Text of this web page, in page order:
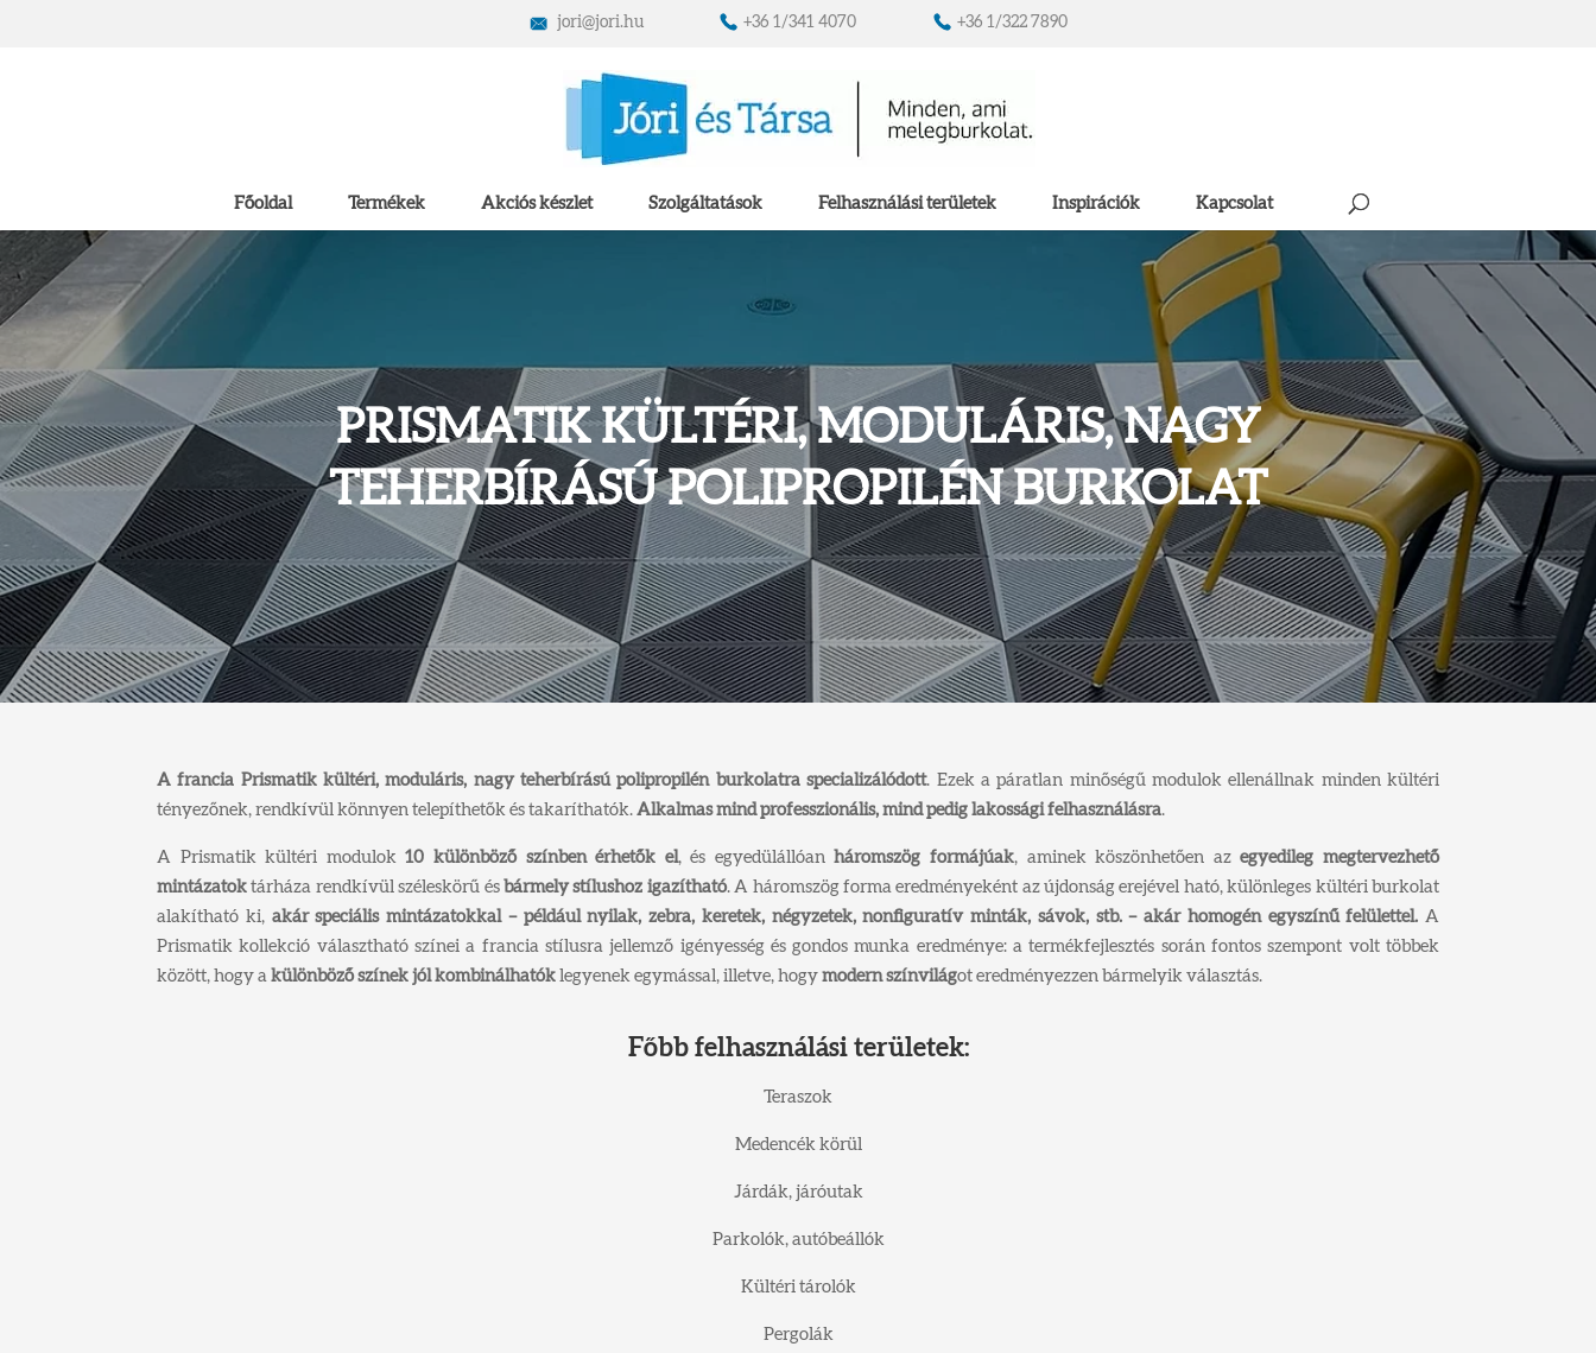
jori@jori.hu +36 1/341 4070 +36 1/322 7890
Főoldal Termékek Akciós készlet Szolgáltatások Felhasználási területek Inspirációk Kapcsolat
PRISMATIK KÜLTÉRI, MODULÁRIS, NAGY
TEHERBÍRÁSÚ POLIPROPILÉN BURKOLAT
A francia Prismatik kültéri, moduláris, nagy teherbírású polipropilén burkolatra specializálódott. Ezek a páratlan minőségű modulok ellenállnak minden kültéri
tényezőnek, rendkívül könnyen telepíthetők és takaríthatók. Alkalmas mind professzionális, mind pedig lakossági felhasználásra.
A Prismatik kültéri modulok10 különböző színben érhetők el, és egyedülállóanháromszög formájúak, aminek köszönhetően azegyedileg megtervezhető
mintázatok tárháza rendkívül széleskörű és bármely stílushoz igazítható. A háromszög forma eredményeként az újdonság erejével ható, különleges kültéri burkolat
alakítható ki, akár speciális mintázatokkal – például nyilak, zebra, keretek, négyzetek, nonfiguratív minták, sávok, stb. – akár homogén egyszínű felülettel. A
Prismatik kollekció választható színei a francia stílusra jellemző igényesség és gondos munka eredménye: a termékfejlesztés során fontos szempont volt többek
között, hogy a különböző színek jól kombinálhatók legyenek egymással, illetve, hogy modern színvilágot eredményezzen bármelyik választás.
Főbb felhasználási területek:
Teraszok
Medencék körül
Járdák, járóutak
Parkolók, autóbeállók
Kültéri tárolók
Pergolák